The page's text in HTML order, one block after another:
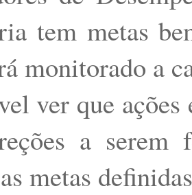
tem metas
monitorado a
ver que
a serem
metas